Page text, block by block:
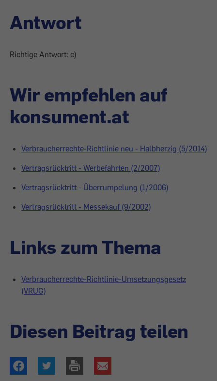
Antwort
Richtige Antwort: c)
Wir empfehlen auf
konsument.at
Verbraucherrechte-Richtlinie neu - Halbherzig (5/2014)
Vertragsrücktritt - Werbefahrten (2/2007)
Vertragsrücktritt - Überrumpelung (1/2006)
Vertragsrücktritt - Messekauf (9/2002)
Links zum Thema
Verbraucherrechte-Richtlinie-Umsetzungsgesetz
(VRUG)
Diesen Beitrag teilen